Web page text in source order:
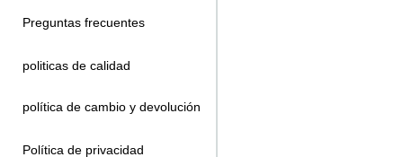
Preguntas frecuentes
politicas de calidad
política de cambio y devolución
Política de privacidad